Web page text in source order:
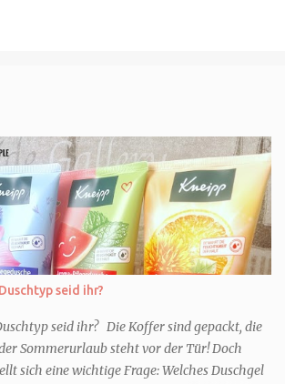
seid ihr?
seid ihr? Die Koffer sind gepackt, die
Sommerurlaub steht vor der Tür! Doch
sich eine wichtige Frage: Welches Duschgel